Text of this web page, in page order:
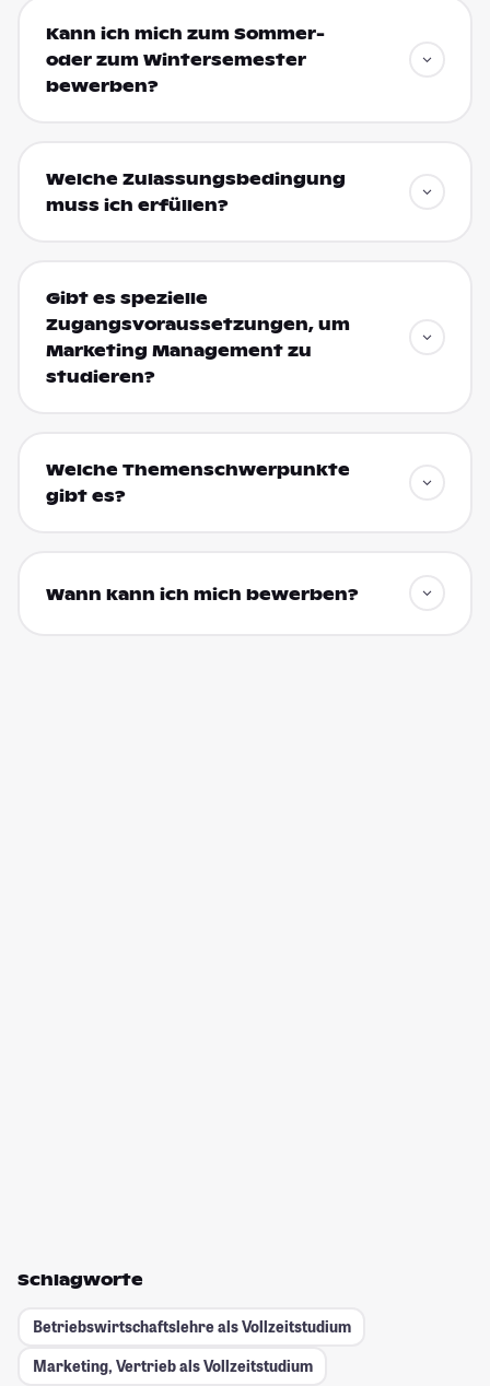
Kann ich mich zum Sommer-
oder zum Wintersemester
bewerben?
Welche Zulassungsbedingung
muss ich erfüllen?
Gibt es spezielle
Zugangsvoraussetzungen, um
Marketing Management zu
studieren?
Welche Themenschwerpunkte
gibt es?
Wann kann ich mich bewerben?
Schlagworte
Betriebswirtschaftslehre als Vollzeitstudium
Marketing, Vertrieb als Vollzeitstudium